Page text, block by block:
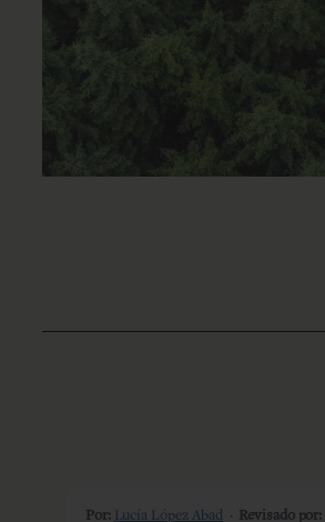
Por: Lucía López Abad· Revisado por: